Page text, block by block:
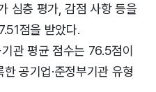
심층 평가, 감점 사항 등을
점을 받았다.
관 평균 점수는 76.5점이
공기업·준정부기관 유형